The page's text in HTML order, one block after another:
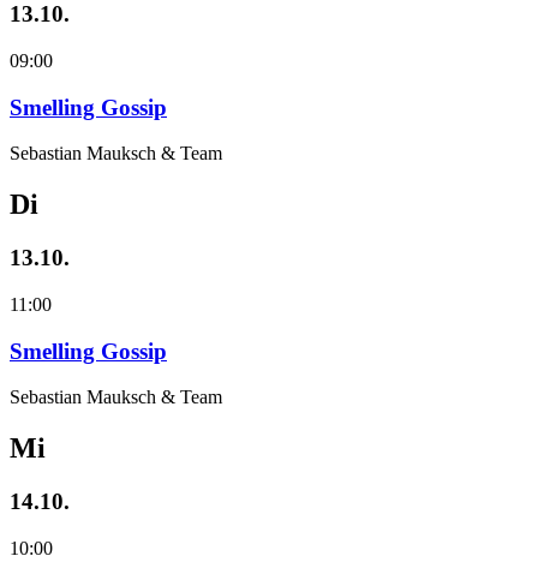
13.10.
09:00
Smelling Gossip
Sebastian Mauksch & Team
Di
13.10.
11:00
Smelling Gossip
Sebastian Mauksch & Team
Mi
14.10.
10:00